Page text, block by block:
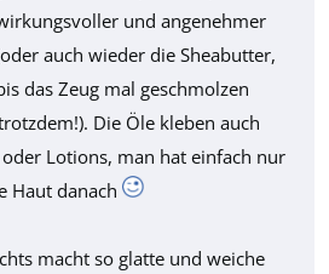
und angenehmer
auch wieder die Sheabutter,
das Zeug mal geschmolzen
Die Öle kleben auch
Lotions, man hat einfach nur
Haut danach
macht so glatte und weiche